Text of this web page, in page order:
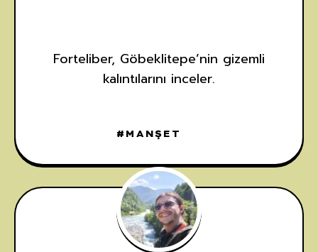
Forteliber, Göbeklitepe’nin gizemli
kalıntılarını inceler.
MANŞET